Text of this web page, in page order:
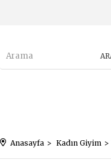
Anasayfa Kadın Giyim